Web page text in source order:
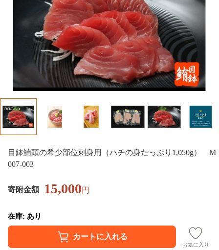
目鉢鮪頭の希少部位刺身用（ハチの身たっぷり1,050g） M
007-003
寄附金額 15,000円
在庫: あり
お気に入り